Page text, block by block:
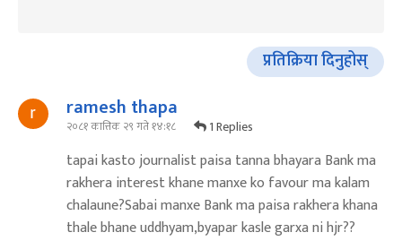
प्रतिक्रिया दिनुहोस्
ramesh thapa
२०८१ कात्तिक २९ गते १४:१८ 1 Replies
tapai kasto journalist paisa tanna bhayara Bank ma
rakhera interest khane manxe ko favour ma kalam
chalaune?Sabai manxe Bank ma paisa rakhera khana
thale bhane uddhyam,byapar kasle garxa ni hjr??